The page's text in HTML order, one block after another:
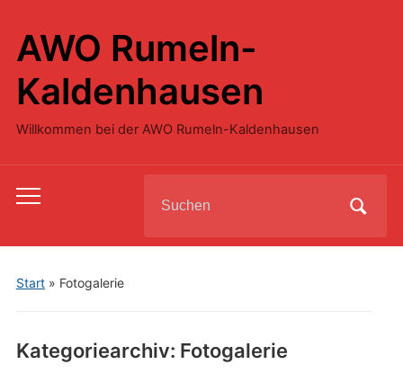
AWO Rumeln-
Kaldenhausen
Willkommen bei der AWO Rumeln-Kaldenhausen
Toggle
menu
for:
Start» Fotogalerie
Kategoriearchiv: Fotogalerie